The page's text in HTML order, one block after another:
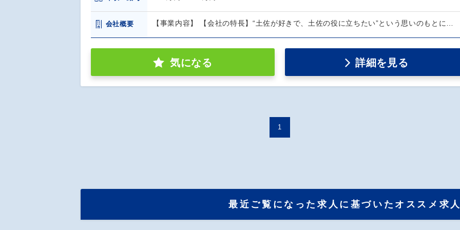
会社概要 【事業内容】 【会社の特長】“土佐が好きで、土佐の役に立ちたい”という思いのもとに…
気になる 詳細を見る
1
最近ご覧になった求人に基づいたオススメ求